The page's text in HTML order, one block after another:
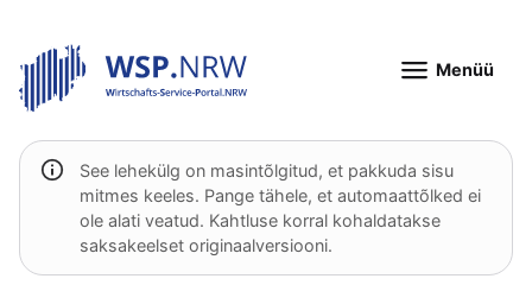
Menüü
See lehekülg on masintõlgitud, et pakkuda sisu
mitmes keeles. Pange tähele, et automaattõlked ei
ole alati veatud. Kahtluse korral kohaldatakse
saksakeelset originaalversiooni.